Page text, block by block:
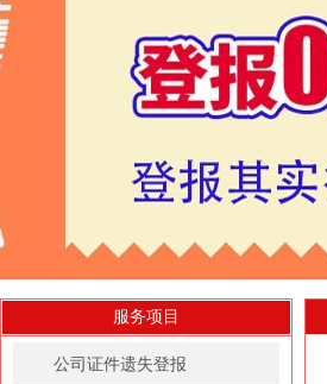
服务项目
公司证件遗失登报